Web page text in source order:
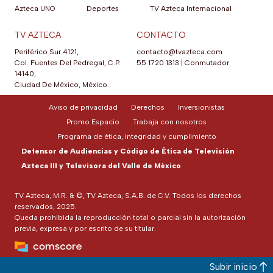
Azteca UNO
Deportes
TV Azteca Internacional
TV AZTECA
Periférico Sur 4121,
Col. Fuentes Del Pedregal, C.P.
14140,
Ciudad De México, México.
CONTACTO
contacto@tvazteca.com
55 1720 1313
Conmutador
TV Azteca, M.R. & ©, TV Azteca, S.A.B. de C.V. Todos los derechos
reservados, 2025.
Queda prohibida la reproducción total o parcial sin la autorización
previa, expresa y por escrito de su titular.
Aviso de privacidad Derechos
Inversionistas
Promo Espacio
Trabaja con nosotros
Programa de ética, integridad y cumplimiento
Defensor de Audiencias y Código de Ética de Televisión
Azteca III y Televisora del Valle de México
Subir inicio